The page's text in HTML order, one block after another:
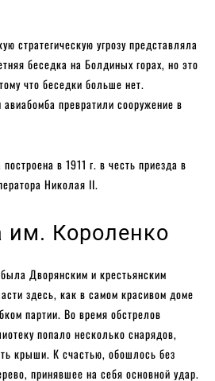
стратегическую угрозу представляла
беседка на Болдиных горах, но это
что беседки больше нет.
превратили сооружение в
в 1911 г. в честь приезда в
Николая II.
им. Короленко
Дворянским и крестьянским
здесь, как в самом красивом доме
партии. Во время обстрелов
попало несколько снарядов,
крыши. К счастью, обошлось без
принявшее на себя основной удар.